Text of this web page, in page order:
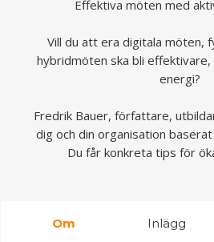
Effektiva möten med
Vill du att era digitala möten,
hybridmöten ska bli
energi?
Fredrik Bauer, författare,
dig och din organisation
Du får konkreta tips för
Om Inlägg